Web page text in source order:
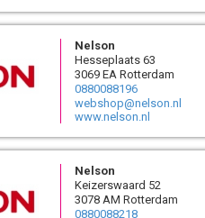
Nelson
Hesseplaats 63
3069 EA Rotterdam
0880088196
webshop@nelson.nl
www.nelson.nl
Nelson
Keizerswaard 52
3078 AM Rotterdam
0880088218